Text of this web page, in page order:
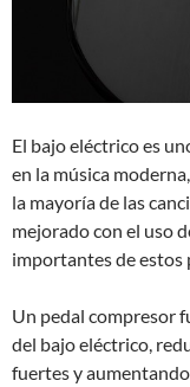
El bajo eléctrico es
en la música
la mayoría de las
mejorado con el uso
importantes de estos
Un pedal compresor
del bajo eléctrico,
fuertes y